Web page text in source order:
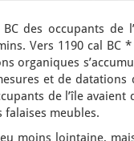
des occupants de
Vers 1190 cal
organiques
et de
de l’île
falaises meubles.
moins lointaine,